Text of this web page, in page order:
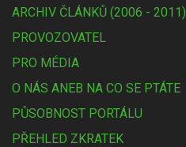
ARCHIV ČLÁNKŮ (2006 - 2011)
PROVOZOVATEL
PRO MÉDIA
O NÁS ANEB NA CO SE PTÁTE
PŮSOBNOST PORTÁLU
PŘEHLED ZKRATEK